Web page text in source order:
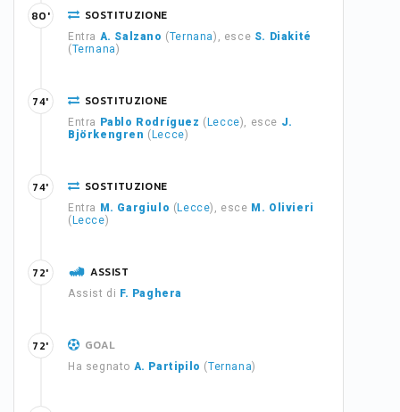
SOSTITUZIONE
Entra A. Salzano (Ternana), esce S. Diakité
(Ternana)
80'
SOSTITUZIONE
Entra Pablo Rodríguez ( Lecce), esce J.
Björkengren ( Lecce)
74'
SOSTITUZIONE
Entra M. Gargiulo ( Lecce), esce M. Olivieri
( Lecce)
74'
ASSIST
Assist di F. Paghera
72'
GOAL
Ha segnato A. Partipilo (Ternana)
72'